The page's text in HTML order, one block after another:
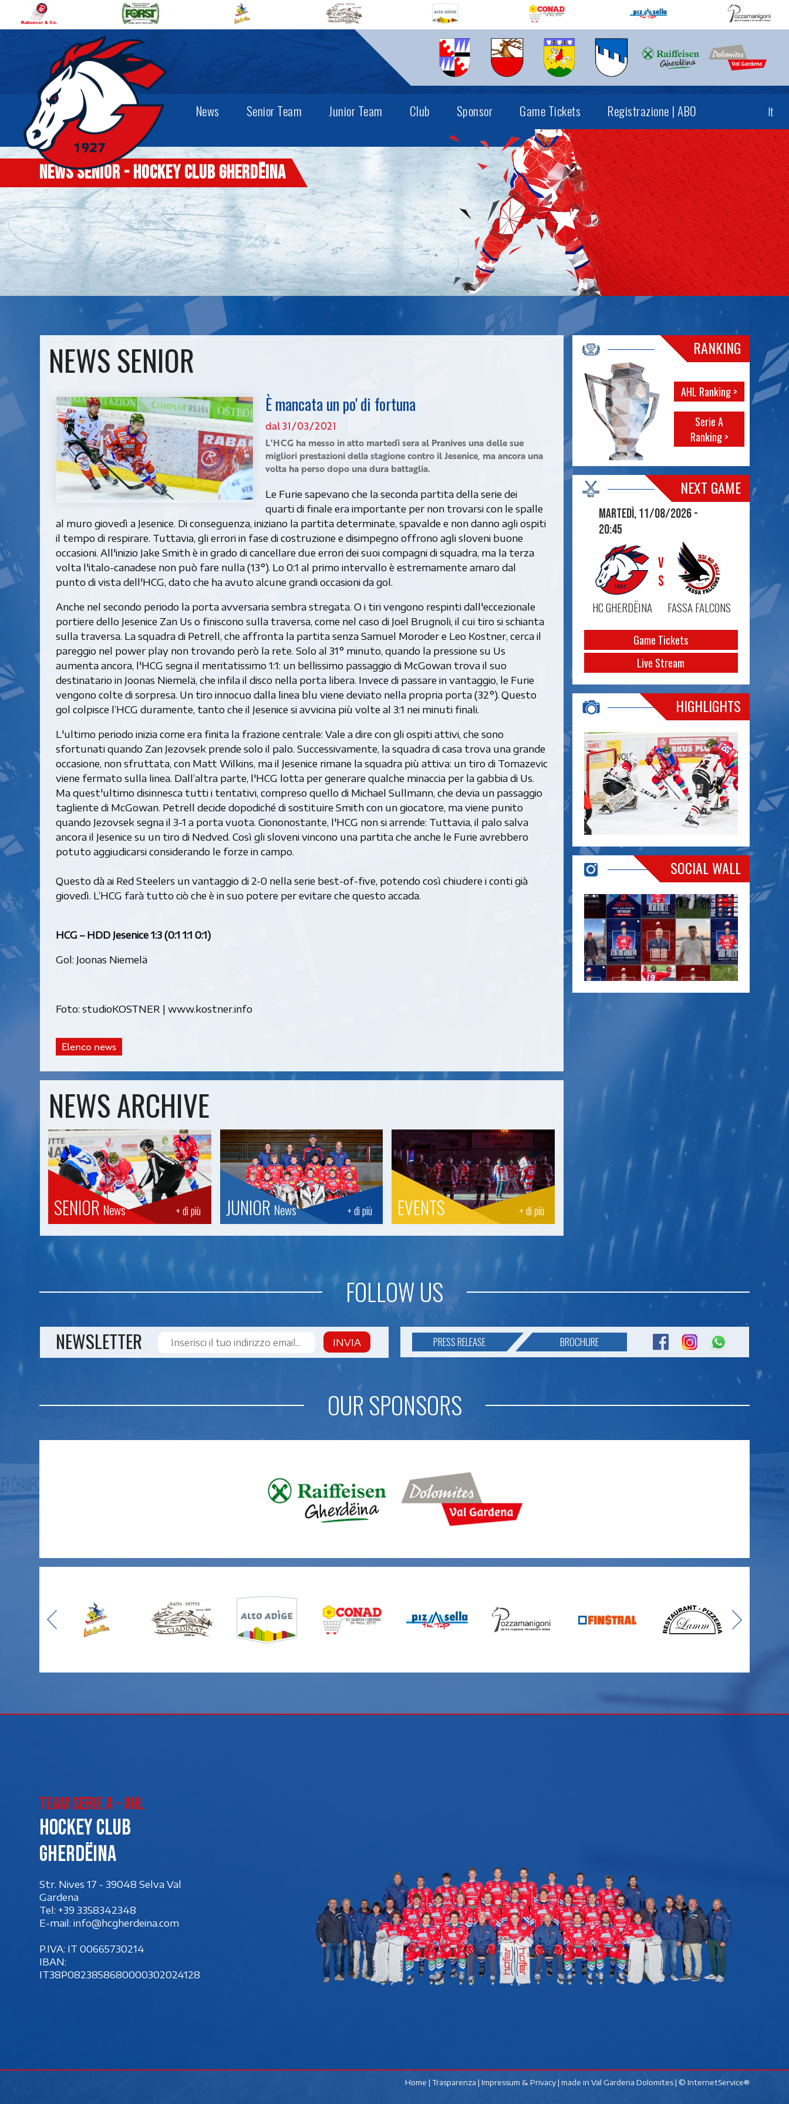
It
News Senior Team Junior Team Club Sponsor Game Tickets Registrazione | ABO
News senior - Hockey Club Gherdëina
NEWS SENIOR
È mancata un po' di fortuna
dal 31/03/2021
L'HCG ha messo in atto martedì sera al Pranives una delle sue
migliori prestazioni della stagione contro il Jesenice, ma ancora una
volta ha perso dopo una dura battaglia.
Le Furie sapevano che la seconda partita della serie dei
quarti di finale era importante per non trovarsi con le spalle
al muro giovedì a Jesenice. Di conseguenza, iniziano la partita determinate, spavalde e non danno agli ospiti
il tempo di respirare. Tuttavia, gli errori in fase di costruzione e disimpegno offrono agli sloveni buone
occasioni. All'inizio Jake Smith è in grado di cancellare due errori dei suoi compagni di squadra, ma la terza
volta l'italo-canadese non può fare nulla (13°). Lo 0:1 al primo intervallo è estremamente amaro dal
punto di vista dell'HCG, dato che ha avuto alcune grandi occasioni da gol.
Anche nel secondo periodo la porta avversaria sembra stregata. O i tiri vengono respinti dall'eccezionale
portiere dello Jesenice Zan Us o finiscono sulla traversa, come nel caso di Joel Brugnoli, il cui tiro si schianta
sulla traversa. La squadra di Petrell, che affronta la partita senza Samuel Moroder e Leo Kostner, cerca il
pareggio nel power play non trovando però la rete. Solo al 31° minuto, quando la pressione su Us
aumenta ancora, l'HCG segna il meritatissimo 1:1: un bellissimo passaggio di McGowan trova il suo
destinatario in Joonas Niemelä, che infila il disco nella porta libera. Invece di passare in vantaggio, le Furie
vengono colte di sorpresa. Un tiro innocuo dalla linea blu viene deviato nella propria porta (32°). Questo
gol colpisce l’HCG duramente, tanto che il Jesenice si avvicina più volte al 3:1 nei minuti finali.
L'ultimo periodo inizia come era finita la frazione centrale: Vale a dire con gli ospiti attivi, che sono
sfortunati quando Zan Jezovsek prende solo il palo. Successivamente, la squadra di casa trova una grande
occasione, non sfruttata, con Matt Wilkins, ma il Jesenice rimane la squadra più attiva: un tiro di Tomazevic
viene fermato sulla linea. Dall’altra parte, l'HCG lotta per generare qualche minaccia per la gabbia di Us.
Ma quest'ultimo disinnesca tutti i tentativi, compreso quello di Michael Sullmann, che devia un passaggio
tagliente di McGowan. Petrell decide dopodiché di sostituire Smith con un giocatore, ma viene punito
quando Jezovsek segna il 3-1 a porta vuota. Ciononostante, l'HCG non si arrende: Tuttavia, il palo salva
ancora il Jesenice su un tiro di Nedved. Così gli sloveni vincono una partita che anche le Furie avrebbero
potuto aggiudicarsi considerando le forze in campo.
Questo dà ai Red Steelers un vantaggio di 2-0 nella serie best-of-five, potendo così chiudere i conti già
giovedì. L’HCG farà tutto ciò che è in suo potere per evitare che questo accada.
HCG – HDD Jesenice 1:3 (0:1 1:1 0:1)
Gol: Joonas Niemelä
Foto: studioKOSTNER | www.kostner.info
Elenco news
NEWS ARCHIVE
+ di più
SENIOR News + di più
JUNIOR News + di più
EVENTS
RANKING
AHL Ranking >
Serie A
Ranking >
NEXT GAME
Martedì, 11/08/2026 -
20:45
HC GHERDËINA
VS
FASSA FALCONS
Game Tickets
Live Stream
HIGHLIGHTS
SOCIAL WALL
FOLLOW US
NEWSLETTER INVIA PRESS RELEASE BROCHURE
OUR SPONSORS
Team Serie A - AHL
Hockey club
Gherdëina
Str. Nives 17 - 39048 Selva Val
Gardena
Tel: +39 3358342348
E-mail: info@hcgherdeina.com
P.IVA: IT 00‍665730214
IBAN:
IT38P0823858680000302024128
Home | Trasparenza | Impressum & Privacy| made in Val Gardena Dolomites| © InternetService®